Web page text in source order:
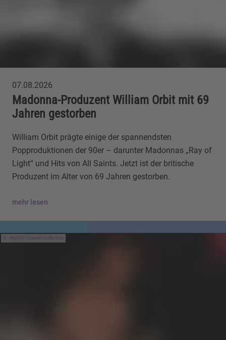
07.08.2026
Madonna-Produzent William Orbit mit 69
Jahren gestorben
William Orbit prägte einige der spannendsten
Popproduktionen der 90er – darunter Madonnas „Ray of
Light“ und Hits von All Saints. Jetzt ist der britische
Produzent im Alter von 69 Jahren gestorben.
mehr lesen
IMAGO / Everett Collection